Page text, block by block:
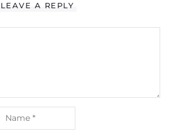
LEAVE A REPLY